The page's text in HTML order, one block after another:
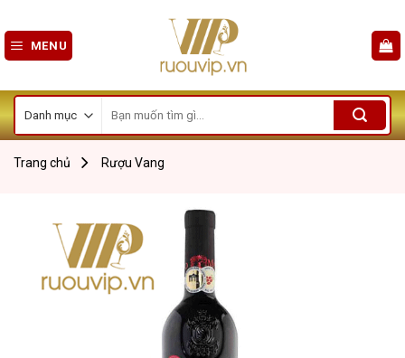
to
content
MENU
kiếm:
Trang chủ Rượu Vang